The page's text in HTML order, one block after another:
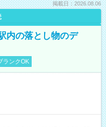
掲載日：2026.08.06
内の落とし物のデ
ランクOK